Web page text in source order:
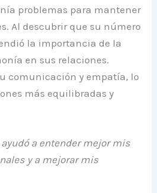
problemas para mantener
Al descubrir que su número
la importancia de la
en sus relaciones.
comunicación y empatía, lo
más equilibradas y
a entender mejor mis
y a mejorar mis